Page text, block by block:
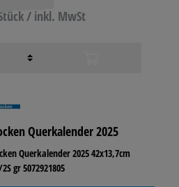
/ inkl. MwSt
Querkalender 2025
Querkalender 2025 42x13,7cm
gr 5072921805